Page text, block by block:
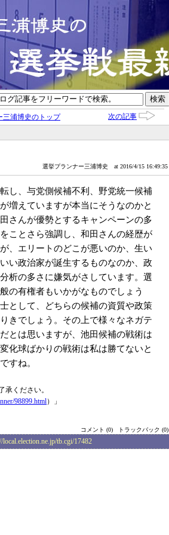
三浦博史のトップ 次の記事
選挙プランナー三浦博史 at 2016/4/15 16:49:35
し、与党側候補不利、野党統一候補
増えていますが本当にそうなのかと
さんが優勢とするキャンペーンの多
ことさら強調し、和田さんの経歴が
、エリートのどこが悪いのか、生い
い政治家が誕生するものなのか、政
析の多さに嫌気がさしています。選
の有権者もいかがなものでしょう
として、どちらの候補の資質や政策
きでしょう。その上で様々なネガテ
とは思いますが、池田候補の戦術は
化球ばかりの戦術は私は勝てないと
すね。
ください。
ner/98899.html）」
コメント (0) トラックバック (0)
local.election.ne.jp/tb.cgi/17482